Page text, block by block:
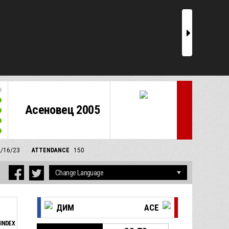
r
Асеновец 2005
16/23 ATTENDANCE 150
INDEX
ДИМ АСЕ